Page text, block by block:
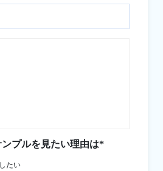
プルを見たい理由は*
たい